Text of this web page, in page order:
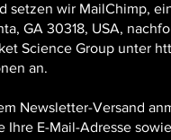
setzen wir MailChimp,
GA 30318, USA,
Science Group unter
an.
Newsletter-Versand
Ihre E-Mail-Adresse